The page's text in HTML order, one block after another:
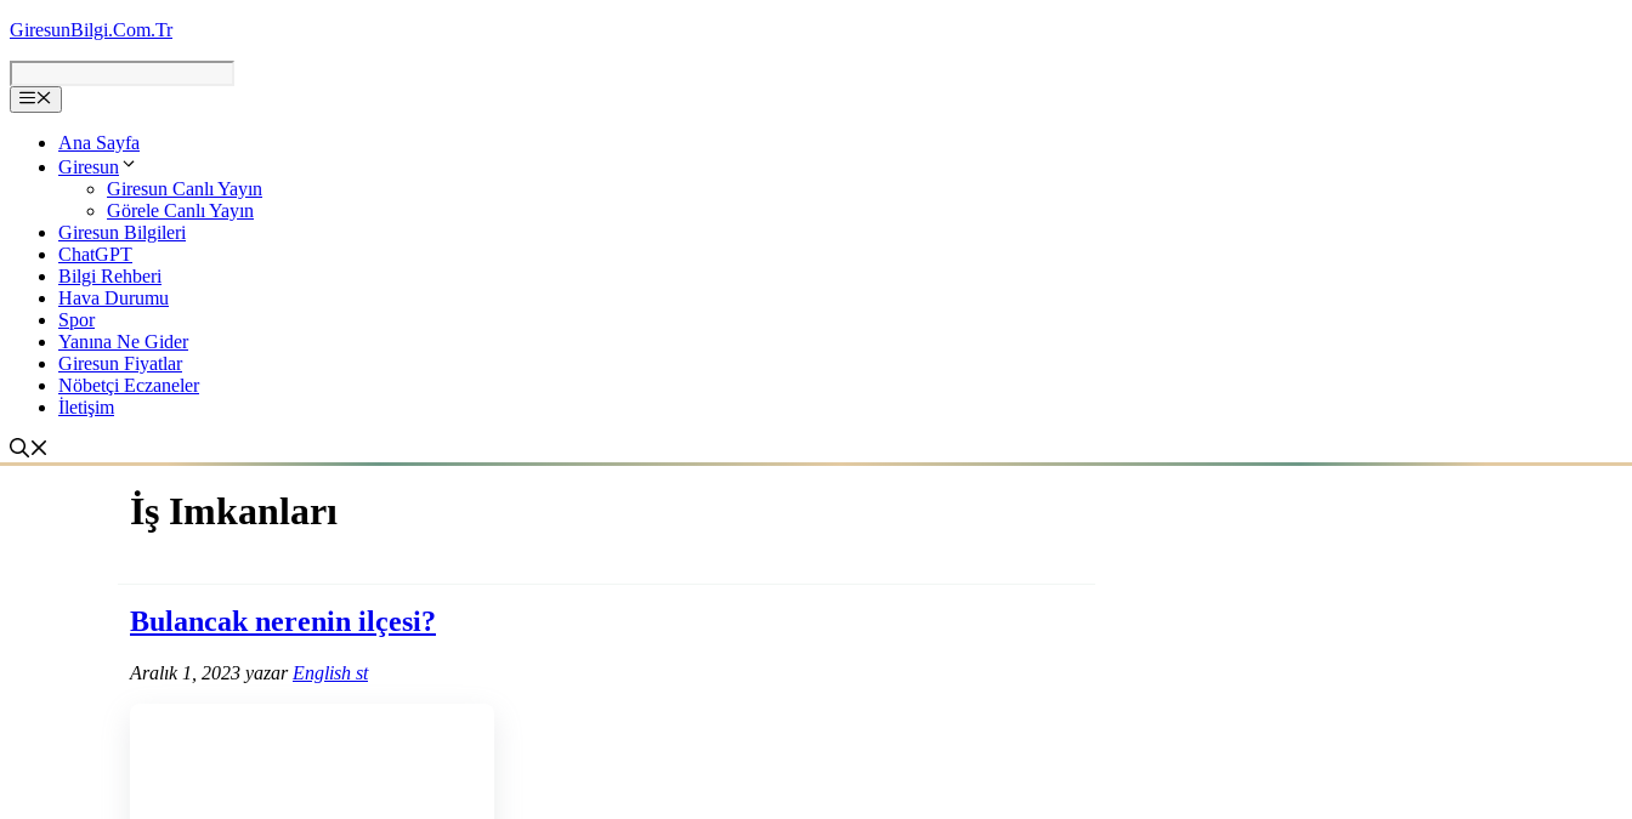
İçeriğe
GiresunBilgi.Com.Tr
Ana Sayfa
Giresun
Giresun Canlı Yayın
Görele Canlı Yayın
Giresun Bilgileri
ChatGPT
Bilgi Rehberi
Hava Durumu
Spor
Yanına Ne Gider
Giresun Fiyatlar
Nöbetçi Eczaneler
İletişim
İş Imkanları
Bulancak nerenin ilçesi?
Aralık 1, 2023 yazar English st